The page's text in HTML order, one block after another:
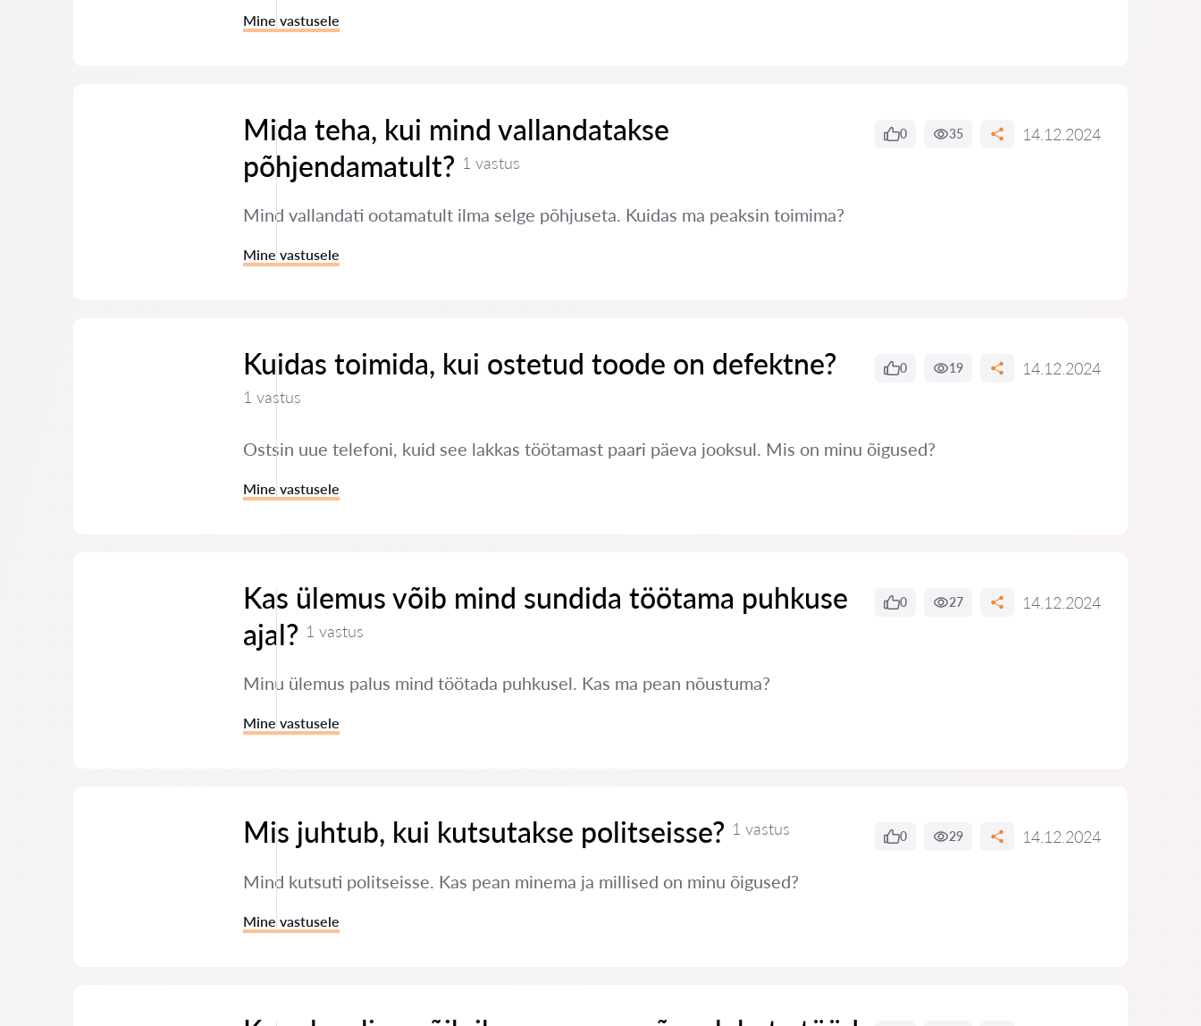
Mine vastusele
Mida teha, kui mind vallandatakse
põhjendamatult? 1 vastus
0 35 14.12.2024
Mind vallandati ootamatult ilma selge põhjuseta. Kuidas ma peaksin toimima?
Mine vastusele
Kuidas toimida, kui ostetud toode on defektne?
1 vastus
0 19 14.12.2024
Ostsin uue telefoni, kuid see lakkas töötamast paari päeva jooksul. Mis on minu õigused?
Mine vastusele
Kas ülemus võib mind sundida töötama puhkuse
ajal? 1 vastus
0 27 14.12.2024
Minu ülemus palus mind töötada puhkusel. Kas ma pean nõustuma?
Mine vastusele
Mis juhtub, kui kutsutakse politseisse? 1 vastus 0 29 14.12.2024
Mind kutsuti politseisse. Kas pean minema ja millised on minu õigused?
Mine vastusele